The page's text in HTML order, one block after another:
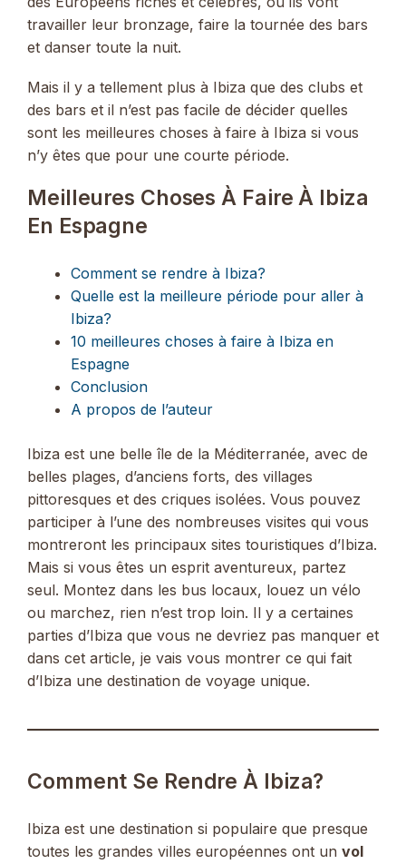
travailler leur bronzage, faire la tournée des bars
et danser toute la nuit.
Mais il y a tellement plus à Ibiza que des clubs et
des bars et il n’est pas facile de décider quelles
sont les meilleures choses à faire à Ibiza si vous
n’y êtes que pour une courte période.
Meilleures Choses À Faire À Ibiza
En Espagne
Comment se rendre à Ibiza?
Quelle est la meilleure période pour aller à
Ibiza?
10 meilleures choses à faire à Ibiza en
Espagne
Conclusion
A propos de l’auteur
Ibiza est une belle île de la Méditerranée, avec de
belles plages, d’anciens forts, des villages
pittoresques et des criques isolées. Vous pouvez
participer à l’une des nombreuses visites qui vous
montreront les principaux sites touristiques d’Ibiza.
Mais si vous êtes un esprit aventureux, partez
seul. Montez dans les bus locaux, louez un vélo
ou marchez, rien n’est trop loin. Il y a certaines
parties d’Ibiza que vous ne devriez pas manquer et
dans cet article, je vais vous montrer ce qui fait
d’Ibiza une destination de voyage unique.
Comment Se Rendre À Ibiza?
Ibiza est une destination si populaire que presque
toutes les grandes villes européennes ont un vol